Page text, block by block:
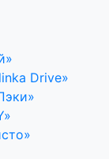
Drive»